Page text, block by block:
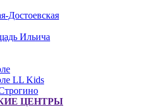
Достоевская
Ильича
LL Kids
ЦЕНТРЫ